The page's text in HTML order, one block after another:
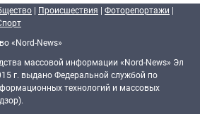
| Происшествия | Фоторепортажи |
«Nord-News»
массовой информации «Nord-News» Эл
г. выдано Федеральной службой по
технологий и массовых